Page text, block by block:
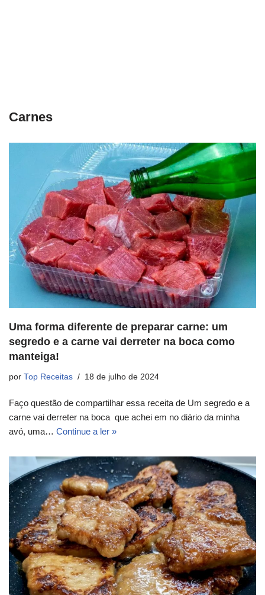
Carnes
Uma forma diferente de preparar carne: um
segredo e a carne vai derreter na boca como
manteiga!
por Top Receitas 18 de julho de 2024
Faço questão de compartilhar essa receita de Um segredo e a
carne vai derreter na boca que achei em no diário da minha
avó, uma… Continue a ler »